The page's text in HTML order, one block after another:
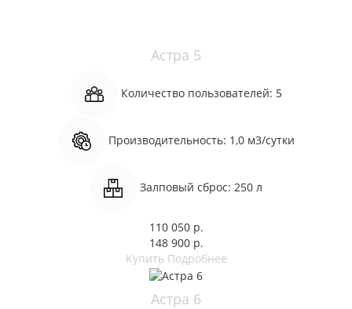
Астра 5
Количество пользователей: 5
Производительность: 1,0 м3/сутки
Залповый сброс: 250 л
110 050 р.
148 900 р.
Купить Подробнее
Астра 6